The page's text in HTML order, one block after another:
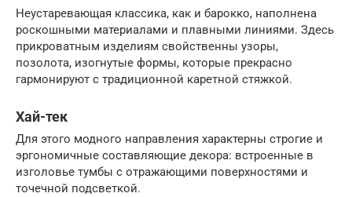
Неустаревающая классика, как и барокко, наполнена
роскошными материалами и плавными линиями. Здесь
прикроватным изделиям свойственны узоры,
позолота, изогнутые формы, которые прекрасно
гармонируют с традиционной каретной стяжкой.
Хай-тек
Для этого модного направления характерны строгие и
эргономичные составляющие декора: встроенные в
изголовье тумбы с отражающими поверхностями и
точечной подсветкой.